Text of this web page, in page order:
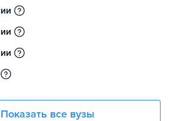
Показать все вузы